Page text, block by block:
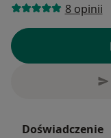
8 opinii
Doświadczenie